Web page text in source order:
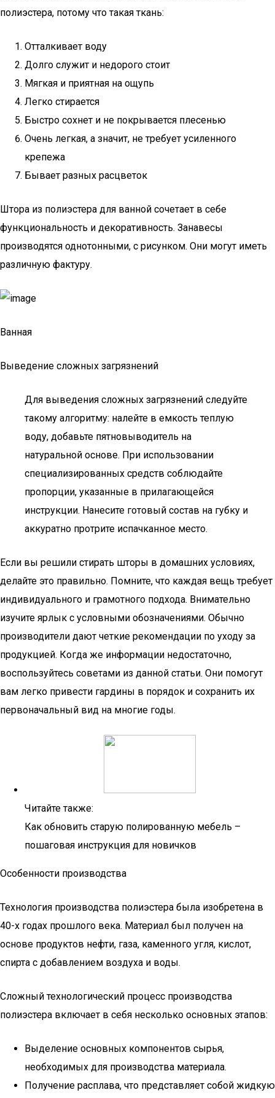
полиэстера, потому что такая ткань:
Отталкивает воду
Долго служит и недорого стоит
Мягкая и приятная на ощупь
Легко стирается
Быстро сохнет и не покрывается плесенью
Очень легкая, а значит, не требует усиленного
крепежа
Бывает разных расцветок
Штора из полиэстера для ванной сочетает в себе
функциональность и декоративность. Занавесы
производятся однотонными, с рисунком. Они могут иметь
различную фактуру.
Ванная
Выведение сложных загрязнений
Для выведения сложных загрязнений следуйте
такому алгоритму: налейте в емкость теплую
воду, добавьте пятновыводитель на
натуральной основе. При использовании
специализированных средств соблюдайте
пропорции, указанные в прилагающейся
инструкции. Нанесите готовый состав на губку и
аккуратно протрите испачканное место.
Если вы решили стирать шторы в домашних условиях,
делайте это правильно. Помните, что каждая вещь требует
индивидуального и грамотного подхода. Внимательно
изучите ярлык с условными обозначениями. Обычно
производители дают четкие рекомендации по уходу за
продукцией. Когда же информации недостаточно,
воспользуйтесь советами из данной статьи. Они помогут
вам легко привести гардины в порядок и сохранить их
первоначальный вид на многие годы.
Читайте также:
Как обновить старую полированную мебель –
пошаговая инструкция для новичков
Особенности производства
Технология производства полиэстера была изобретена в
40-х годах прошлого века. Материал был получен на
основе продуктов нефти, газа, каменного угля, кислот,
спирта с добавлением воздуха и воды.
Сложный технологический процесс производства
полиэстера включает в себя несколько основных этапов:
Выделение основных компонентов сырья,
необходимых для производства материала.
Получение расплава, что представляет собой жидкую